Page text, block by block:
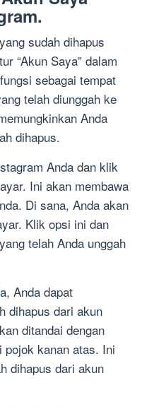
sudah dihapus
“Akun Saya” dalam
sebagai tempat
telah diunggah ke
Anda
dihapus.
Anda dan klik
Ini akan membawa
Di sana, Anda akan
Klik opsi ini dan
telah Anda unggah
Anda dapat
dihapus dari akun
ditandai dengan
pojok kanan atas. Ini
dihapus dari akun